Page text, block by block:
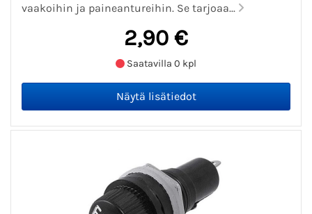
vaakoihin ja paineantureihin. Se tarjoaa...
2,90 €
Saatavilla 0 kpl